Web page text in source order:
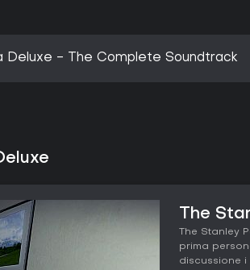
Deluxe - The Complete Soundtrack
The
The Stanley
prima
discussione